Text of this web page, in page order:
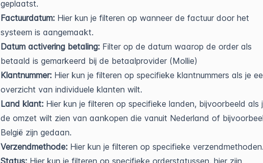
geplaatst.
Factuurdatum: Hier kun je filteren op wanneer de factuur door het
systeem is aangemaakt.
Datum activering betaling: Filter op de datum waarop de order als
betaald is gemarkeerd bij de betaalprovider (Mollie)
Klantnummer: Hier kun je filteren op specifieke klantnummers als je
overzicht van individuele klanten wilt.
Land klant: Hier kun je filteren op specifieke landen, bijvoorbeeld als
de omzet wilt zien van aankopen die vanuit Nederland of
België zijn gedaan.
Verzendmethode: Hier kun je filteren op specifieke verzendmethoden.